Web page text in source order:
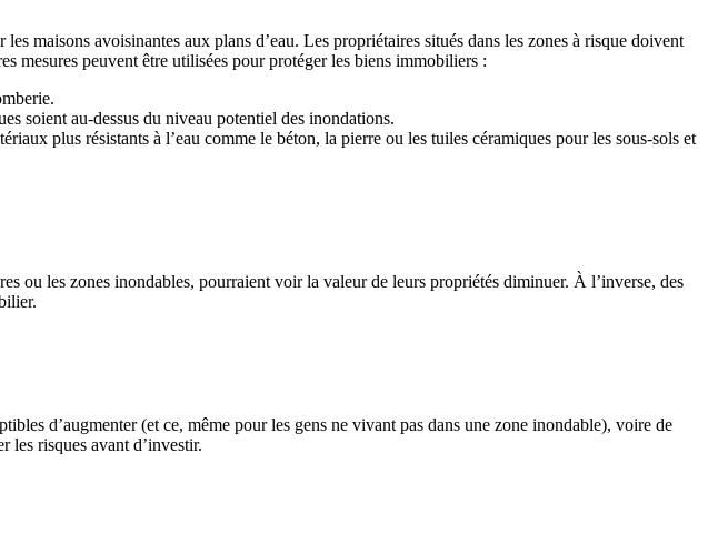
maisons avoisinantes aux plans d’eau. Les propriétaires situés dans les zones à risque doivent
mesures peuvent être utilisées pour protéger les biens immobiliers :
soient au-dessus du niveau potentiel des inondations.
plus résistants à l’eau comme le béton, la pierre ou les tuiles céramiques pour les sous-sols et
ou les zones inondables, pourraient voir la valeur de leurs propriétés diminuer. À l’inverse, des
d’augmenter (et ce, même pour les gens ne vivant pas dans une zone inondable), voire de
les risques avant d’investir.